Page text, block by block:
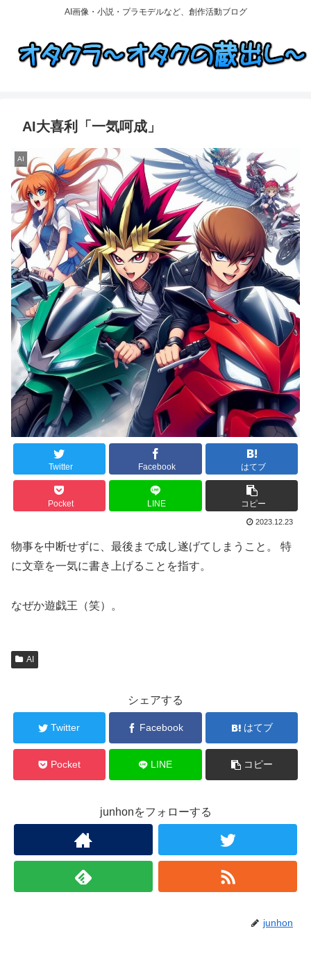
AI画像・小説・プラモデルなど、創作活動ブログ
AI大喜利「一気呵成」
AI
Twitter Facebook はてブ
Pocket LINE コピー
2023.12.23
物事を中断せずに、最後まで成し遂げてしまうこと。 特
に文章を一気に書き上げることを指す。
なぜか遊戯王（笑）。
AI
シェアする
Twitter Facebook はてブ
Pocket LINE コピー
junhonをフォローする
junhon